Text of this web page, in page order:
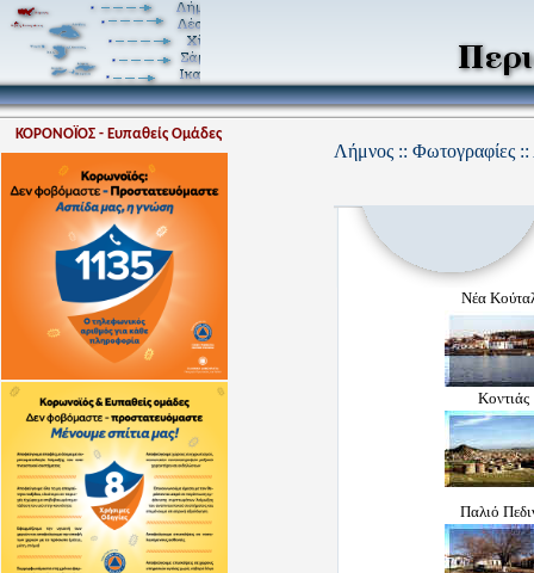
ΚΟΡΟΝΟΪΟΣ - Ευπαθείς Ομάδες
Λήμνος :: Φωτογραφίες ::
Νέα
Κοντιάς
Παλιό